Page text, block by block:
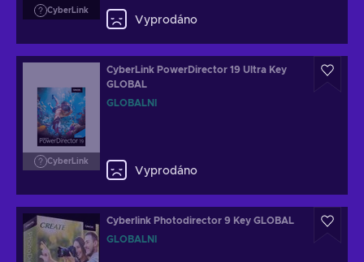
CyberLink
Vyprodáno
CyberLink
CyberLink PowerDirector 19 Ultra Key
GLOBAL
GLOBÁLNÍ
Vyprodáno
Cyberlink Photodirector 9 Key GLOBAL
GLOBÁLNÍ